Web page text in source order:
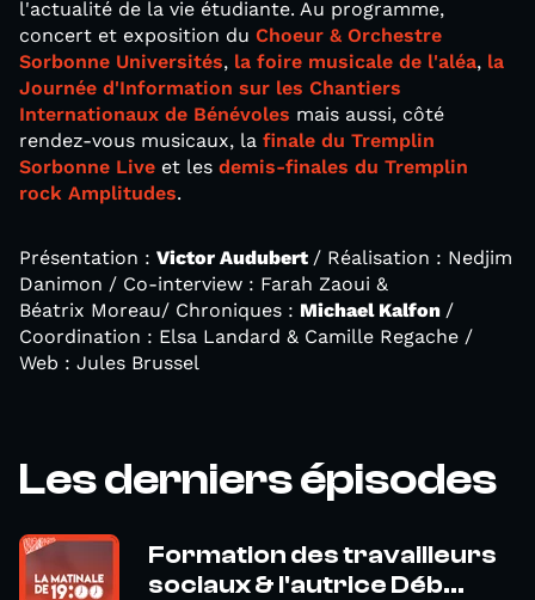
l'actualité de la vie étudiante. Au programme,
concert et exposition du Choeur & Orchestre
Sorbonne Universités, la foire musicale de l'aléa, la
Journée d'Information sur les Chantiers
Internationaux de Bénévoles mais aussi, côté
rendez-vous musicaux, la finale du Tremplin
Sorbonne Live et les demis-finales du Tremplin
rock Amplitudes.
Présentation : Victor Audubert / Réalisation : Nedjim
Danimon / Co-interview : Farah Zaoui &
Béatrix Moreau/ Chroniques : Michael Kalfon /
Coordination : Elsa Landard & Camille Regache /
Web : Jules Brussel
Les derniers épisodes
Formation des travailleurs
sociaux & l'autrice Déb...